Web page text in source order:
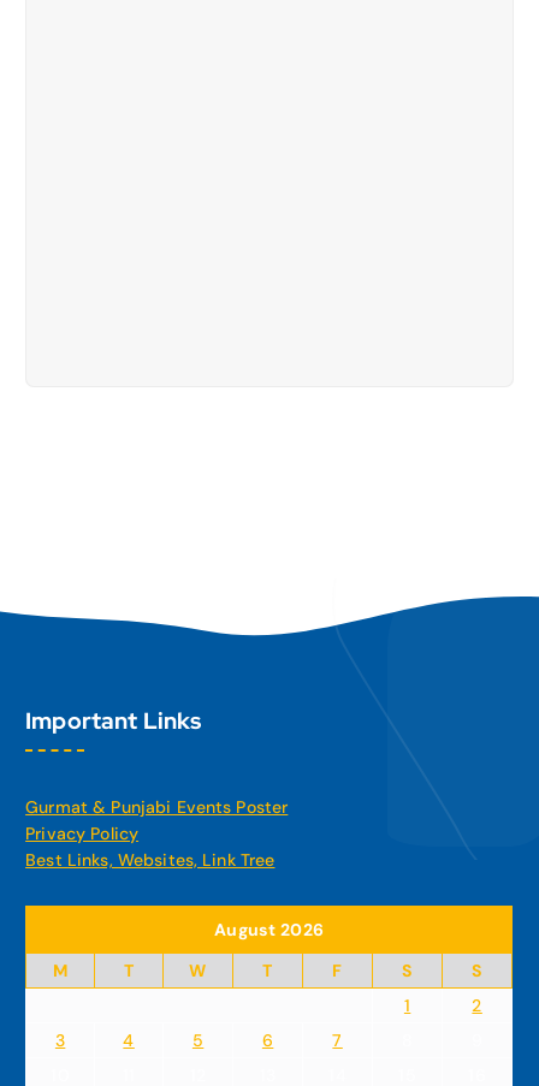
Important Links
Gurmat & Punjabi Events Poster
Privacy Policy
Best Links, Websites, Link Tree
August 2026
M
T W T F S
S
1
2
3
4 5 6 7